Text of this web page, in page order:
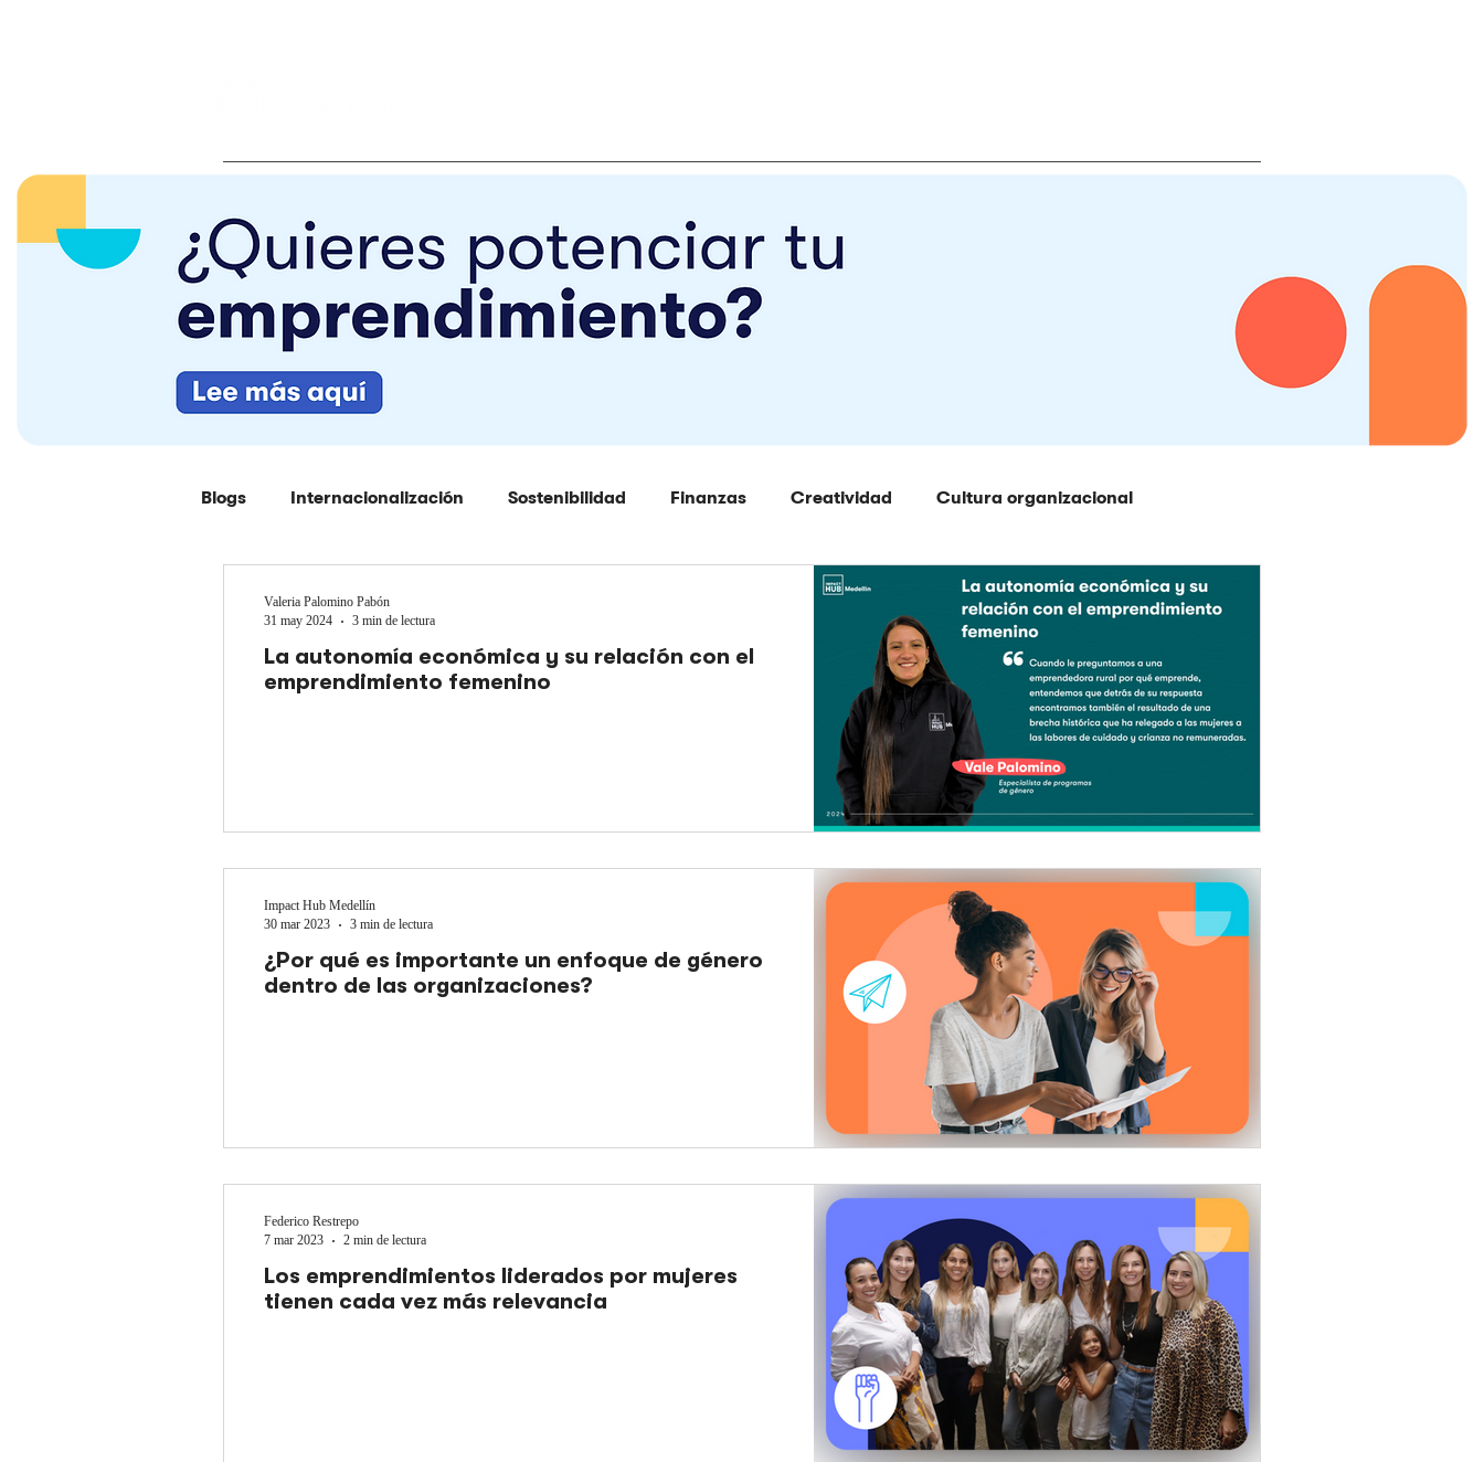
Blogs Internacionalización Sostenibilidad Finanzas Creatividad Cultura organizacional
Liderazgo Mercadeo Programas
Emprendimiento Todos
La autonomía económica y su relación con el
emprendimiento femenino
Valeria Palomino Pabón
31 may 2024
3 min de lectura
¿Por qué es importante un enfoque de género
dentro de las organizaciones?
Impact Hub Medellín
30 mar 2023
3 min de lectura
Los emprendimientos liderados por mujeres
tienen cada vez más relevancia
Federico Restrepo
7 mar 2023
2 min de lectura